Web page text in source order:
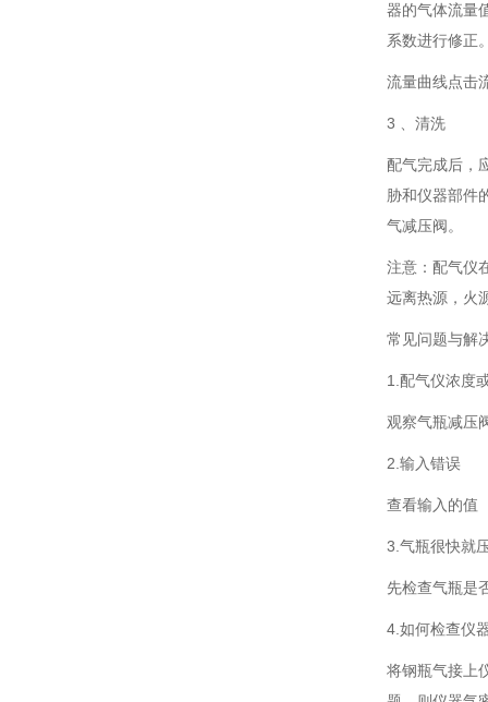
器的气体流量
系数进行修正
流量曲线点击
3 、清洗
配气完成后，
胁和仪器部件
气减压阀。
注意：配气仪
远离热源，火
常见问题与解
1.配气仪浓度
观察气瓶减压
2.输入错误
查看输入的值
3.气瓶很快就
先检查气瓶是
4.如何检查仪
将钢瓶气接上